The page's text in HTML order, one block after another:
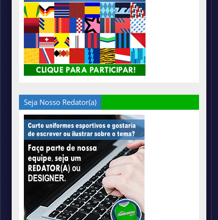
Seja Nosso Redator(a)